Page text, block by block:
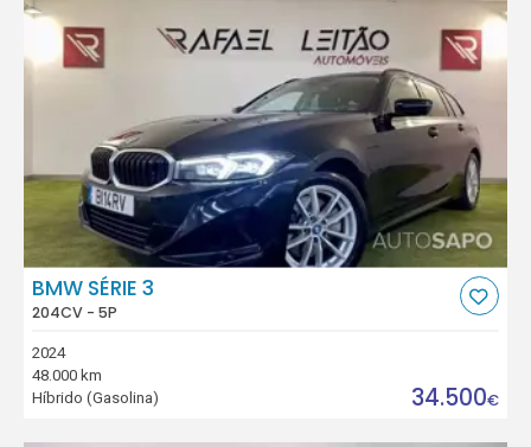
BMW SÉRIE 3
204CV - 5P
2024
48.000 km
Híbrido (Gasolina)
34.500€